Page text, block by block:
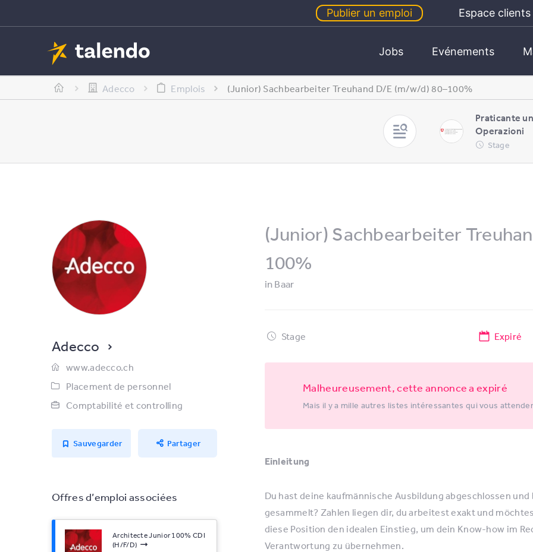
Publier un emploi Espace clients
Jobs Evénements
Adecco Emplois (Junior) Sachbearbeiter Treuhand D/E (m/w/d) 80–100%
Praticante
Operazioni
Stage
Adecco
www.adecco.ch
Placement de personnel
Comptabilité et controlling
Sauvegarder Partager
Offres d’emploi associées
Architecte Junior 100% CDI
(H/F/D)
(Junior) Sachbearbeiter
100%
inBaar
Stage Expiré
Malheureusement, cette annonce a expiré
Mais il y a mille autres listes intéressantes qui vous
Einleitung
Du hast deine kaufmännische Ausbildung abgeschlossen
gesammelt? Zahlen liegen dir, du arbeitest exakt und
diese Position den idealen Einstieg, um dein Know-how im
Verantwortung zu übernehmen.